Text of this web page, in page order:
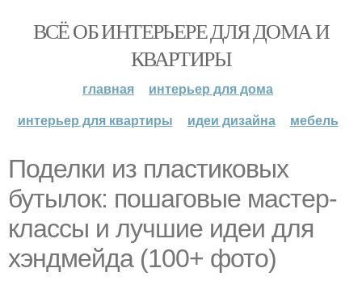
ВСЁ ОБ ИНТЕРЬЕРЕ ДЛЯ ДОМА И
КВАРТИРЫ
главная
интерьер для дома
интерьер для квартиры
идеи дизайна мебель
Поделки из пластиковых
бутылок: пошаговые мастер-
классы и лучшие идеи для
хэндмейда (100+ фото)